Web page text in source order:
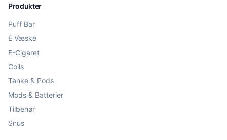
Produkter
Puff Bar
E Væske
E-Cigaret
Coils
Tanke & Pods
Mods & Batterier
Tilbehør
Snus